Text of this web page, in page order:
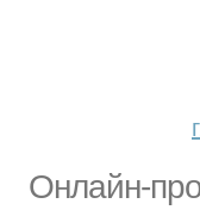
Онлайн-